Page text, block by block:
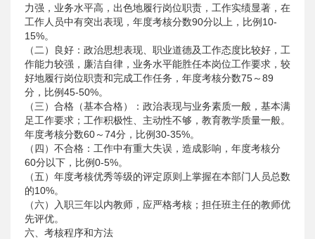
力强，业务水平高，出色地履行岗位职责，工作实绩显著，在
工作人员中有突出表现，年度考核分数90分以上，比例10-
15%。
（二）良好：政治思想表现、职业道德及工作态度比较好，工
作能力较强，廉洁自律，业务水平能胜任本岗位工作要求，较
好地履行岗位职责和完成工作任务，年度考核分数75～89
分，比例45-50%。
（三）合格（基本合格）：政治表现与业务素质一般，基本满
足工作要求；工作积极性、主动性不够，教育教学质量一般。
年度考核分数60～74分，比例30-35%。
（四）不合格：工作中有重大失误，造成影响，年度考核分
60分以下，比例0-5%。
（五）年度考核优秀等级的评定原则上掌握在本部门人员总数
的10%。
（六）入职三年以内教师，应严格考核；担任班主任的教师优
先评优。
六、考核程序和方法